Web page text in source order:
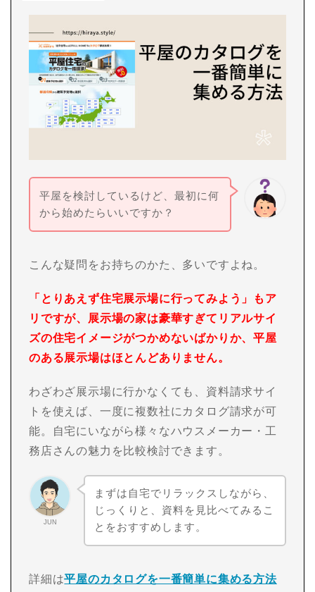
平屋を検討しているけど、最初に何
から始めたらいいですか？
こんな疑問をお持ちのかた、多いですよね。
「とりあえず住宅展示場に行ってみよう」もア
リですが、展示場の家は豪華すぎてリアルサイ
ズの住宅イメージがつかめないばかりか、平屋
のある展示場はほとんどありません。
わざわざ展示場に行かなくても、資料請求サイ
トを使えば、一度に複数社にカタログ請求が可
能。自宅にいながら様々なハウスメーカー・工
務店さんの魅力を比較検討できます。
JUN
まずは自宅でリラックスしながら、
じっくりと、資料を見比べてみるこ
とをおすすめします。
詳細は平屋のカタログを一番簡単に集める方法